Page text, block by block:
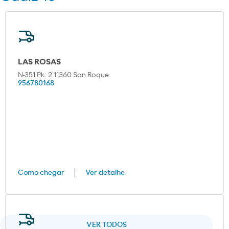
VER TODOS
LAS ROSAS
N-351 Pk: 2 11360 San Roque
956780168
Como chegar Ver detalhe